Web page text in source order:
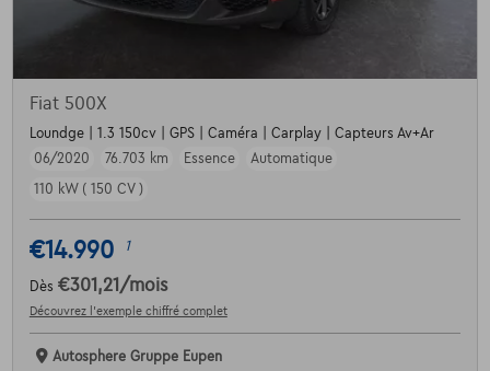
Fiat 500X
Loundge | 1.3 150cv | GPS | Caméra | Carplay | Capteurs Av+Ar
06/2020
76.703 km Essence
Automatique
110 kW ( 150 CV )
€14.990 1
Dès €301,21 /mois
Découvrez l’exemple chiffré complet
Autosphere Gruppe Eupen